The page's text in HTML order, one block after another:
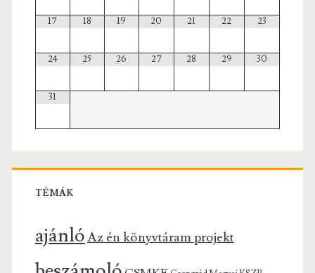
17 18 19 20 21 22 23
24 25 26 27 28 29 30
31
TÉMÁK
ajánlóAz én könyvtáram projekt